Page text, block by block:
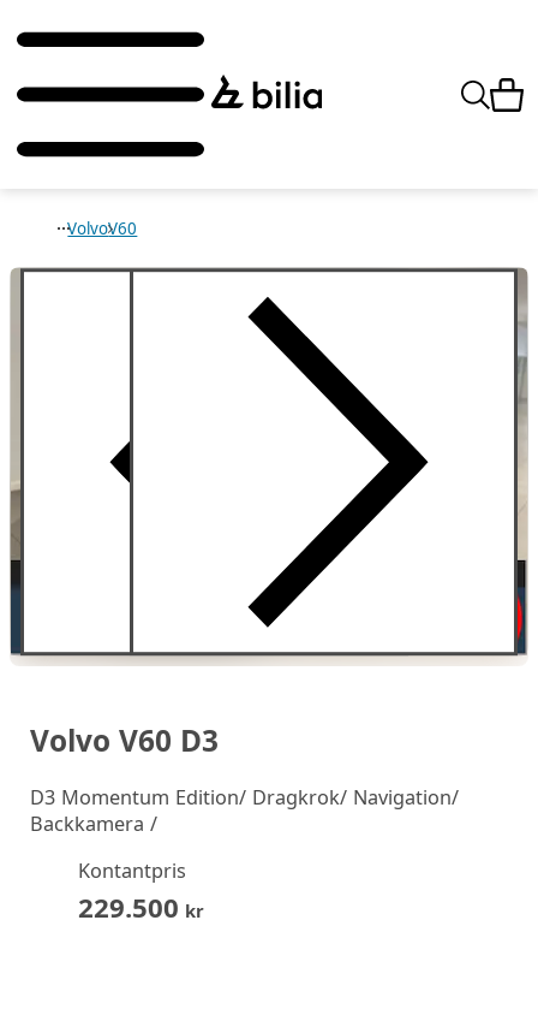
VolvoV60
Volvo V60 D3
D3 Momentum Edition/ Dragkrok/ Navigation/
Backkamera /
Kontantpris
229.500 kr